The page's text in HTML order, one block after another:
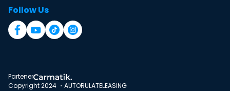
Follow Us
Partener
Copyright 2024 ・AUTORULATELEASING